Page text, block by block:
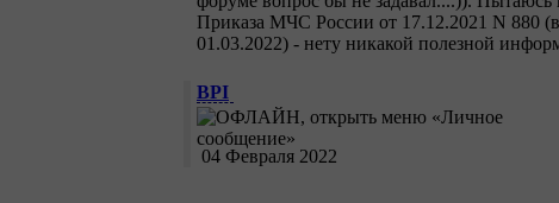
Приказа МЧС России от 17.12.2021 N 880
01.03.2022) - нету никакой полезной
BPI
04 Февраля 2022